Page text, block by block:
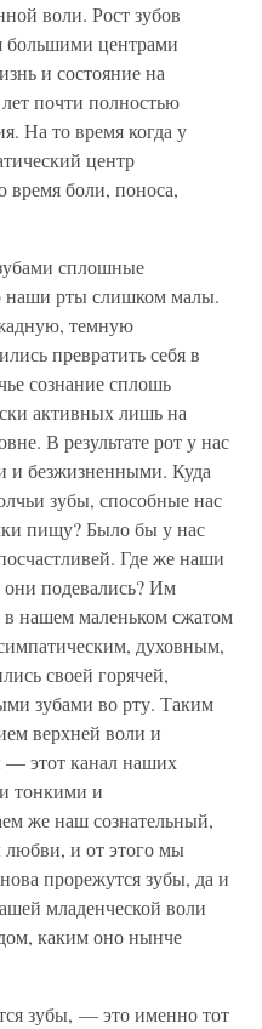
воли. Рост зубов
большими центрами
и состояние на
почти полностью
На то время когда у
центр
время боли, поноса,
сплошные
наши рты слишком малы.
темную
превратить себя в
сознание сплошь
активных лишь на
В результате рот у нас
и безжизненными. Куда
зубы, способные нас
пищу? Было бы у нас
Где же наши
подевались? Им
в нашем маленьком сжатом
духовным,
своей горячей,
зубами во рту. Таким
верхней воли и
— этот канал наших
тонкими и
же наш сознательный,
и от этого мы
прорежутся зубы, да и
младенческой воли
каким оно нынче
зубы, — это именно тот